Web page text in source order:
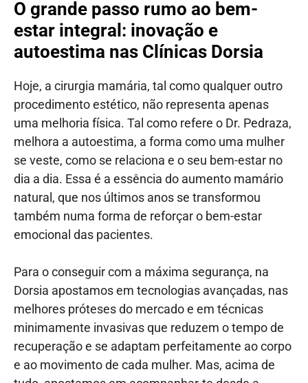
O grande passo rumo ao bem-
estar integral: inovação e
autoestima nas Clínicas Dorsia
Hoje, a cirurgia mamária, tal como qualquer outro
procedimento estético, não representa apenas
uma melhoria física. Tal como refere o Dr. Pedraza,
melhora a autoestima, a forma como uma mulher
se veste, como se relaciona e o seu bem-estar no
dia a dia. Essa é a essência do aumento mamário
natural, que nos últimos anos se transformou
também numa forma de reforçar o bem-estar
emocional das pacientes.
Para o conseguir com a máxima segurança, na
Dorsia apostamos em tecnologias avançadas, nas
melhores próteses do mercado e em técnicas
minimamente invasivas que reduzem o tempo de
recuperação e se adaptam perfeitamente ao corpo
e ao movimento de cada mulher. Mas, acima de